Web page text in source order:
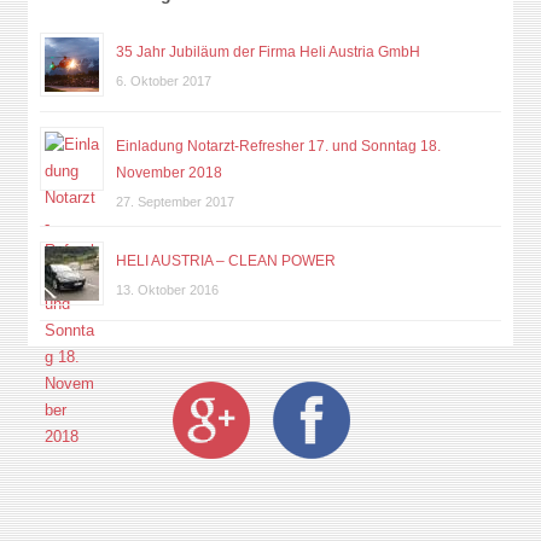
35 Jahr Jubiläum der Firma Heli Austria GmbH
6. Oktober 2017
Einladung Notarzt-Refresher 17. und Sonntag 18.
November 2018
27. September 2017
HELI AUSTRIA – CLEAN POWER
13. Oktober 2016